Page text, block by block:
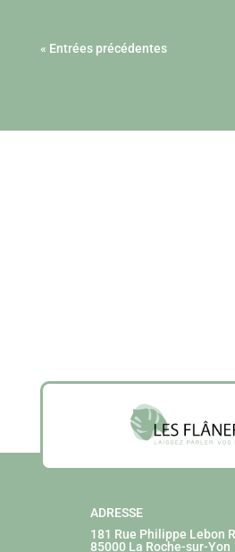
« Entrées précédentes
ADRESSE
181 Rue Philippe Lebon
85000 La Roche-sur-Yon